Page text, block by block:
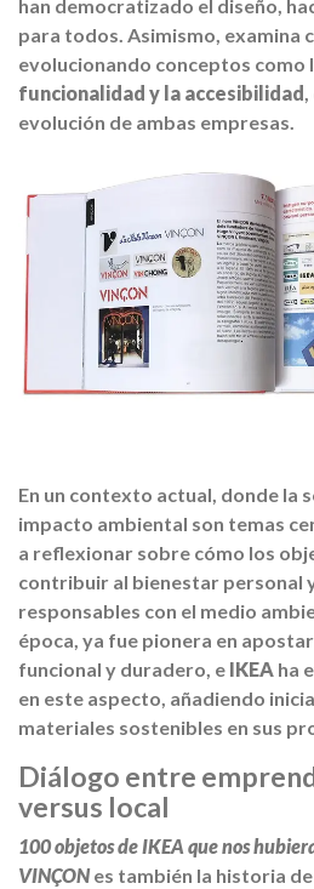
han democratizado el diseño,
para todos. Asimismo, examina
evolucionando conceptos como
funcionalidad y la accesibilidad,
evolución de ambas empresas.
En un contexto actual, donde la
impacto ambiental son temas
a reflexionar sobre cómo los
contribuir al bienestar personal
responsables con el medio
época, ya fue pionera en
funcional y duradero, e IKEA ha
en este aspecto, añadiendo
materiales sostenibles en sus
Diálogo entre
versus local
100 objetos de IKEA que nos
VINÇONes también la historia